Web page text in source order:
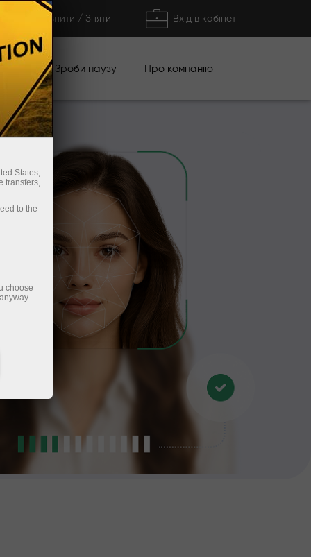
Поповнити / Зняти Вхід в кабінет
Зроби паузу Про компанію
States,
transfers,
to the
choose